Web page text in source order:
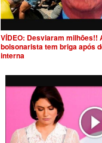
VÍDEO: Desviaram milhões!!
bolsonarista tem briga após
interna